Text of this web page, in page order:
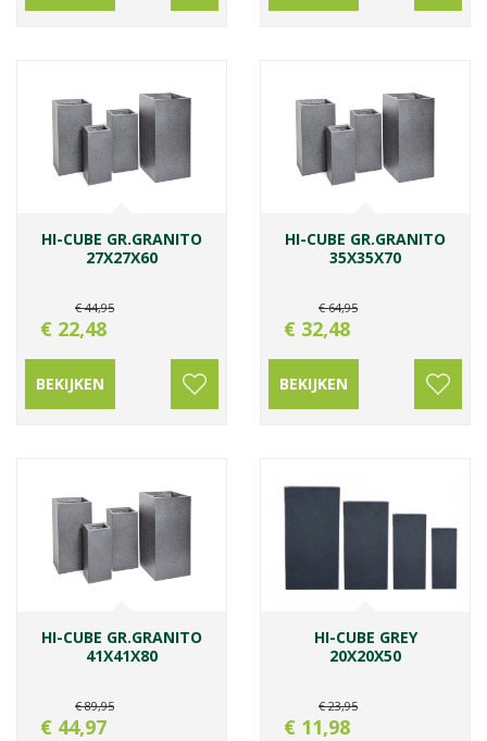
HI-CUBE GR.GRANITO
27X27X60
€ 44,95
€ 22,48
BEKIJKEN
HI-CUBE GR.GRANITO
35X35X70
€ 64,95
€ 32,48
BEKIJKEN
HI-CUBE GR.GRANITO
41X41X80
€ 89,95
€ 44,97
HI-CUBE GREY
20X20X50
€ 23,95
€ 11,98